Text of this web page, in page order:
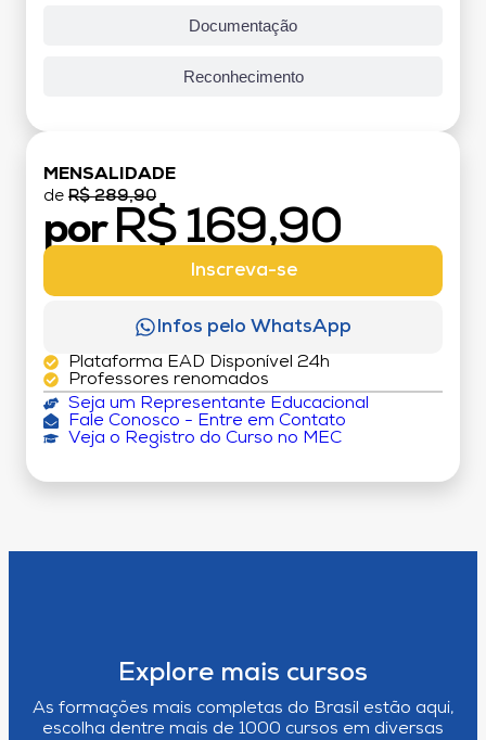
Documentação
Reconhecimento
MENSALIDADE
de R$ 289,90
por R$ 169,90
Inscreva-se
Infos pelo WhatsApp
Plataforma EAD Disponível 24h
Professores renomados
Seja um Representante Educacional
Fale Conosco - Entre em Contato
Veja o Registro do Curso no MEC
Explore mais cursos
As formações mais completas do Brasil estão aqui,
escolha dentre mais de 1000 cursos em diversas